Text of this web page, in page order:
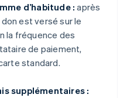
d’habitude : après
est versé sur le
la fréquence des
de paiement,
standard.
supplémentaires :